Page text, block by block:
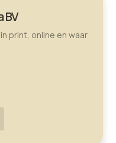
BV
print, online en waar